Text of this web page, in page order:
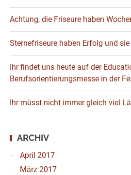
Achtung, die Friseure haben
Sternefriseure haben Erfolg und
Ihr findet uns heute auf der
Berufsorientierungsmesse in der
Ihr müsst nicht immer gleich viel
ARCHIV
April 2017
März 2017